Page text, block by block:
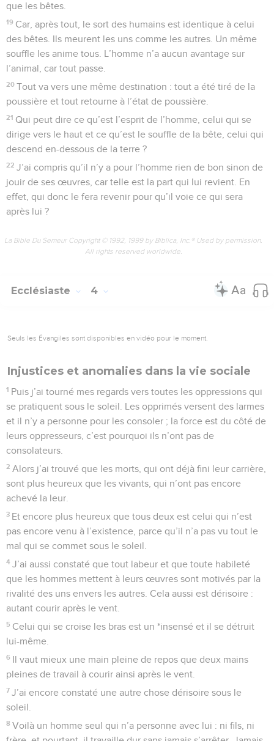
que les bêtes.
19 Car, après tout, le sort des humains est identique à celui
des bêtes. Ils meurent les uns comme les autres. Un même
souffle les anime tous. L’homme n’a aucun avantage sur
l’animal, car tout passe.
20 Tout va vers une même destination : tout a été tiré de la
poussière et tout retourne à l’état de poussière.
21 Qui peut dire ce qu’est l’esprit de l’homme, celui qui se
dirige vers le haut et ce qu’est le souffle de la bête, celui qui
descend en-dessous de la terre ?
22 J’ai compris qu’il n’y a pour l’homme rien de bon sinon de
jouir de ses œuvres, car telle est la part qui lui revient. En
effet, qui donc le fera revenir pour qu’il voie ce qui sera
après lui ?
La Bible Du Semeur Copyright © 1992, 1999 by Biblica, Inc.® Used by permission.
All rights reserved worldwide.
Ecclésiaste 4
Seuls les Évangiles sont disponibles en vidéo pour le moment.
Injustices et anomalies dans la vie sociale
1 Puis j’ai tourné mes regards vers toutes les oppressions qui
se pratiquent sous le soleil. Les opprimés versent des larmes
et il n’y a personne pour les consoler ; la force est du côté de
leurs oppresseurs, c’est pourquoi ils n’ont pas de
consolateurs.
2 Alors j’ai trouvé que les morts, qui ont déjà fini leur carrière,
sont plus heureux que les vivants, qui n’ont pas encore
achevé la leur.
3 Et encore plus heureux que tous deux est celui qui n’est
pas encore venu à l’existence, parce qu’il n’a pas vu tout le
mal qui se commet sous le soleil.
4 J’ai aussi constaté que tout labeur et que toute habileté
que les hommes mettent à leurs œuvres sont motivés par la
rivalité des uns envers les autres. Cela aussi est dérisoire :
autant courir après le vent.
5 Celui qui se croise les bras est un *insensé et il se détruit
lui-même.
6 Il vaut mieux une main pleine de repos que deux mains
pleines de travail à courir ainsi après le vent.
7 J’ai encore constaté une autre chose dérisoire sous le
soleil.
8 Voilà un homme seul qui n’a personne avec lui : ni fils, ni